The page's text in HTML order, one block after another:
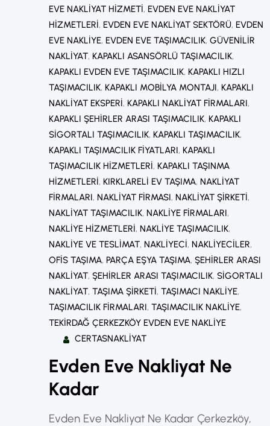
EVE NAKLIYAT HIZMETI, EVDEN EVE NAKLIYAT
HIZMETLERI, EVDEN EVE NAKLIYAT SEKTÖRÜ, EVDEN
EVE NAKLIYE, EVDEN EVE TAŞIMACILIK, GÜVENILIR
NAKLIYAT, KAPAKLI ASANSÖRLÜ TAŞIMACILIK
KAPAKLI EVDEN EVE TAŞIMACILIK, KAPAKLI HIZLI
TAŞIMACILIK, KAPAKLI MOBILYA MONTAJI, KAPAKLI
NAKLIYAT EKSPERI, KAPAKLI NAKLIYAT FIRMALARI
KAPAKLI ŞEHIRLER ARASI TAŞIMACILIK, KAPAKLI
SIGORTALI TAŞIMACILIK, KAPAKLI TAŞIMACILIK
KAPAKLI TAŞIMACILIK FIYATLARI, KAPAKLI
TAŞIMACILIK HIZMETLERI, KAPAKLI TAŞINMA
HIZMETLERI, KIRKLARELI EV TAŞIMA, NAKLIYAT
FIRMALARI, NAKLIYAT FIRMASI, NAKLIYAT ŞIRKETI
NAKLIYAT TAŞIMACILIK, NAKLIYE FIRMALARI
NAKLIYE HIZMETLERI, NAKLIYE TAŞIMACILIK
NAKLIYE VE TESLIMAT, NAKLIYECI, NAKLIYECILER
OFIS TAŞIMA, PARÇA EŞYA TAŞIMA, ŞEHIRLER ARASI
NAKLIYAT, ŞEHIRLER ARASI TAŞIMACILIK, SIGORTALI
NAKLIYAT, TAŞIMA ŞIRKETI, TAŞIMACI NAKLIYE
TAŞIMACILIK FIRMALARI, TAŞIMACILIK NAKLIYE
TEKIRDAĞ ÇERKEZKÖY EVDEN EVE NAKLIYE
CERTASNAKLIYAT
Evden Eve Nakliyat Ne
Kadar
Evden Eve Nakliyat Ne Kadar Çerkezköy,